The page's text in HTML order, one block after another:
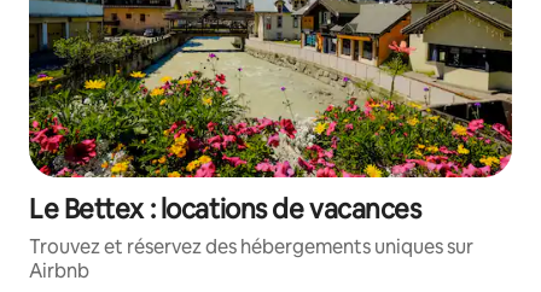
Le Bettex : locations de vacances
Trouvez et réservez des hébergements uniques sur
Airbnb